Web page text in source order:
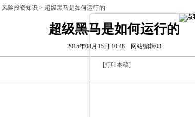
风险投资知识 > 超级黑马是如何运行的
超级黑马是如何运行的
2015年08月15日 10:48 网站编辑03
[打印本稿]